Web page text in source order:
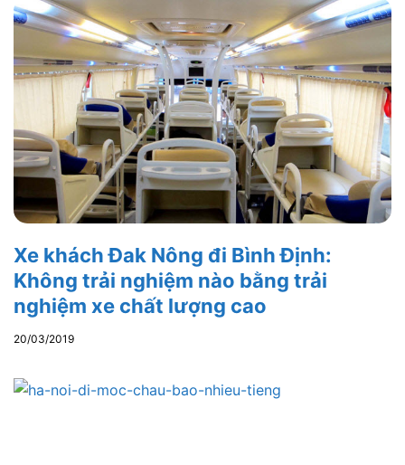
Xe khách Đak Nông đi Bình Định:
Không trải nghiệm nào bằng trải
nghiệm xe chất lượng cao
20/03/2019